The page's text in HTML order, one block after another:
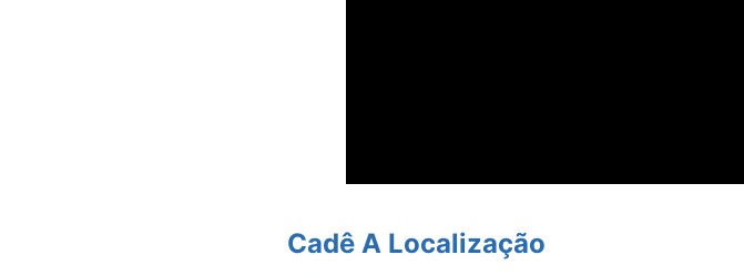
Cadê A Localização